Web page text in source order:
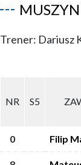
Trener: Dariusz
NR S5
0 Filip
NR S5
0 Filip